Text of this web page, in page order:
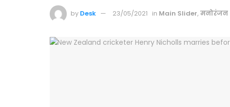
by Desk 23/05/2021 in Main Slider, मनोरंजन